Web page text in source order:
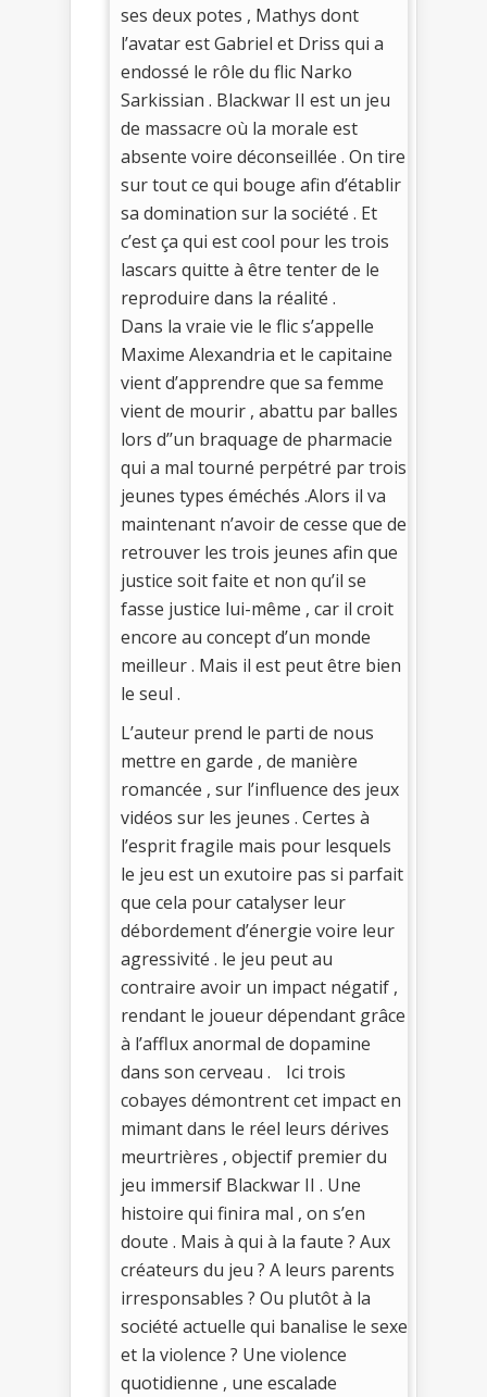
ses deux potes , Mathys dont
l’avatar est Gabriel et Driss qui a
endossé le rôle du flic Narko
Sarkissian . Blackwar II est un jeu
de massacre où la morale est
absente voire déconseillée . On tire
sur tout ce qui bouge afin d’établir
sa domination sur la société . Et
c’est ça qui est cool pour les trois
lascars quitte à être tenter de le
reproduire dans la réalité .
Dans la vraie vie le flic s’appelle
Maxime Alexandria et le capitaine
vient d’apprendre que sa femme
vient de mourir , abattu par balles
lors d’’un braquage de pharmacie
qui a mal tourné perpétré par trois
jeunes types éméchés .Alors il va
maintenant n’avoir de cesse que de
retrouver les trois jeunes afin que
justice soit faite et non qu’il se
fasse justice lui-même , car il croit
encore au concept d’un monde
meilleur . Mais il est peut être bien
le seul .
L’auteur prend le parti de nous
mettre en garde , de manière
romancée , sur l’influence des jeux
vidéos sur les jeunes . Certes à
l’esprit fragile mais pour lesquels
le jeu est un exutoire pas si parfait
que cela pour catalyser leur
débordement d’énergie voire leur
agressivité . le jeu peut au
contraire avoir un impact négatif ,
rendant le joueur dépendant grâce
à l’afflux anormal de dopamine
dans son cerveau . Ici trois
cobayes démontrent cet impact en
mimant dans le réel leurs dérives
meurtrières , objectif premier du
jeu immersif Blackwar II . Une
histoire qui finira mal , on s’en
doute . Mais à qui à la faute ? Aux
créateurs du jeu ? A leurs parents
irresponsables ? Ou plutôt à la
société actuelle qui banalise le sexe
et la violence ? Une violence
quotidienne , une escalade